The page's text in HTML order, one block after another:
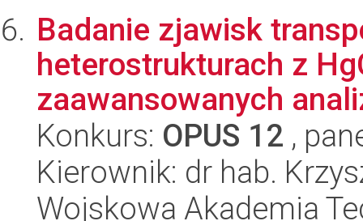
Badanie zjawisk
heterostrukturach z
zaawansowanych
Konkurs: OPUS 12 ,
Kierownik: dr hab.
Wojskowa Akademia